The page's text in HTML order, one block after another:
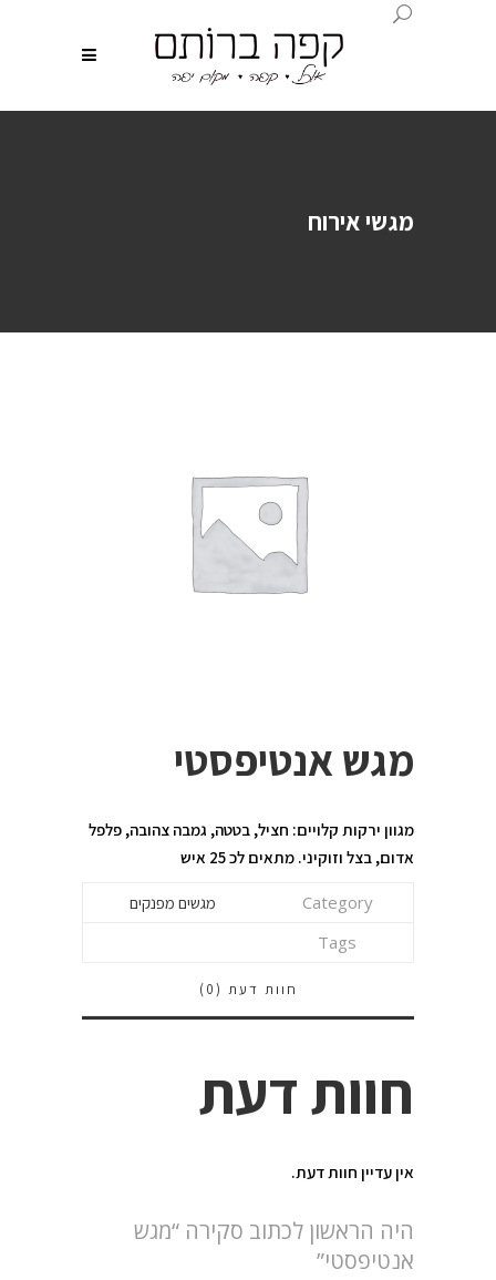
מגשי אירוח
מגש אנטיפסטי
מגוון ירקות קלויים: חציל, בטטה, גמבה צהובה, פלפל
אדום, בצל וזוקיני. מתאים לכ 25 איש
Category מגשים מפנקים
Tags
חוות דעת (0)
חוות דעת
אין עדיין חוות דעת.
היה הראשון לכתוב סקירה “מגש
אנטיפסטי”